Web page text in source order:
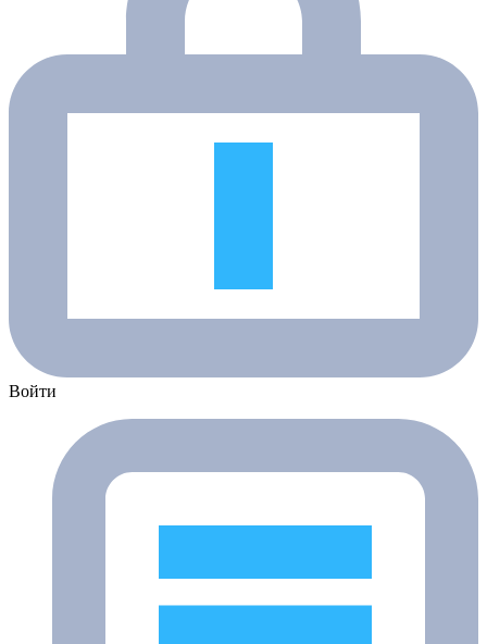
Войти